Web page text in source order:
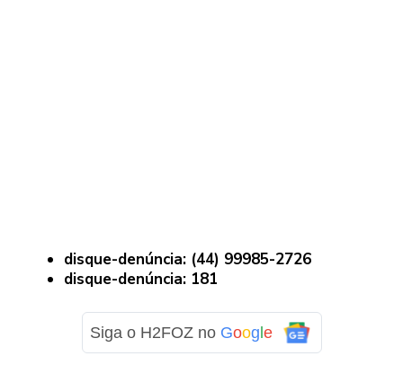
disque-denúncia: (44) 99985-2726
disque-denúncia: 181
Siga o H2FOZ no Goog e